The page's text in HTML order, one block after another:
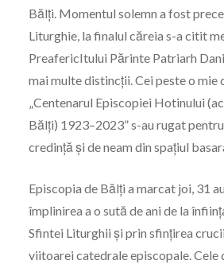
Bălți. Momentul solemn a fost
Liturghie, la finalul căreia s-a citit
PreafericItului Părinte Patriarh
mai multe distincţii. Cei peste o mie
„Centenarul Episcopiei Hotinului
Bălți) 1923–2023” s-au rugat
credinţă şi de neam din spaţiul
Episcopia de Bălţi a marcat joi, 31
împlinirea a o sută de ani de la
Sfintei Liturghii şi prin sfinţirea
viitoarei catedrale episcopale. Cele